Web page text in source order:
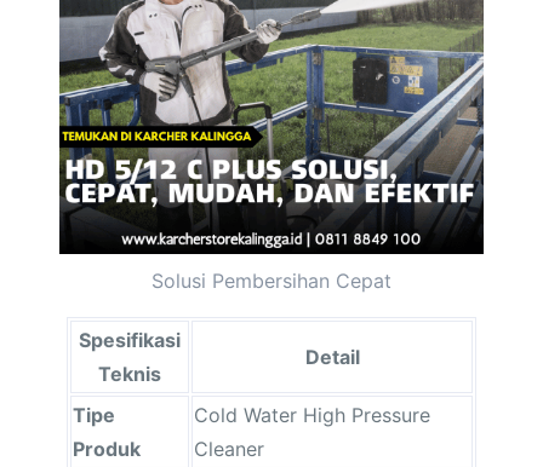
Solusi Pembersihan Cepat
Spesifikasi
Teknis
Detail
Tipe
Produk
Cold Water High Pressure
Cleaner